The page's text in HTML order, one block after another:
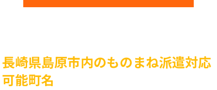
長崎県島原市内のものまね派遣対応
可能町名